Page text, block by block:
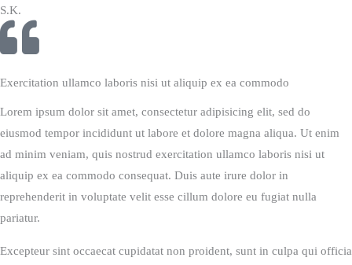
S.K.
Exercitation ullamco laboris nisi ut aliquip ex ea commodo
Lorem ipsum dolor sit amet, consectetur adipisicing elit, sed do
eiusmod tempor incididunt ut labore et dolore magna aliqua. Ut enim
ad minim veniam, quis nostrud exercitation ullamco laboris nisi ut
aliquip ex ea commodo consequat. Duis aute irure dolor in
reprehenderit in voluptate velit esse cillum dolore eu fugiat nulla
pariatur.
Excepteur sint occaecat cupidatat non proident, sunt in culpa qui officia